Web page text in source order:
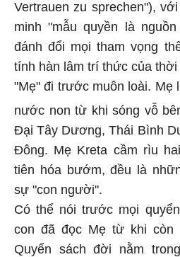
Vertrauen zu sprechen"),
minh "mẫu quyền là
đánh đổi mọi tham vọng
tính hàn lâm trí thức của thời
"Mẹ" đi trước muôn loài. Mẹ
nước non từ khi sóng vỗ
Đại Tây Dương, Thái Bình
Đông. Mẹ Kreta cầm rìu
tiên hóa bướm, đều là
sự "con người".
Có thể nói trước mọi
con đã đọc Mẹ từ khi còn
Quyển sách đời nằm